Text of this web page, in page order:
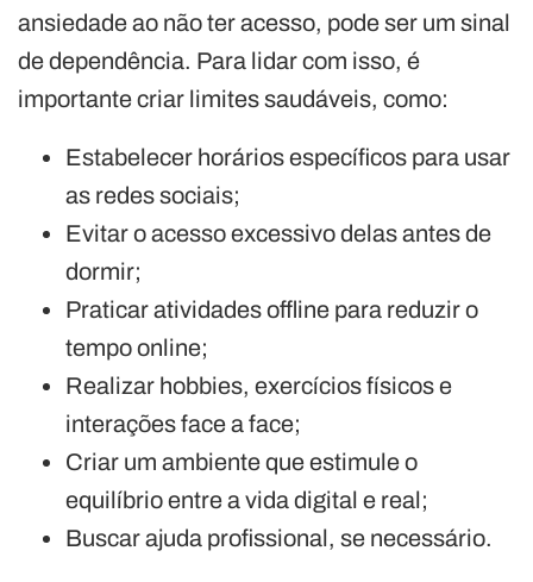
ansiedade ao não ter acesso, pode ser um sinal
de dependência. Para lidar com isso, é
importante criar limites saudáveis, como:
Estabelecer horários específicos para usar
as redes sociais;
Evitar o acesso excessivo delas antes de
dormir;
Praticar atividades offline para reduzir o
tempo online;
Realizar hobbies, exercícios físicos e
interações face a face;
Criar um ambiente que estimule o
equilíbrio entre a vida digital e real;
Buscar ajuda profissional, se necessário.